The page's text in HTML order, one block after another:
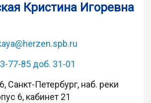
Кристина Игоревна
77-85 доб. 31-01
Санкт-Петербург, наб. реки
6, кабинет 21